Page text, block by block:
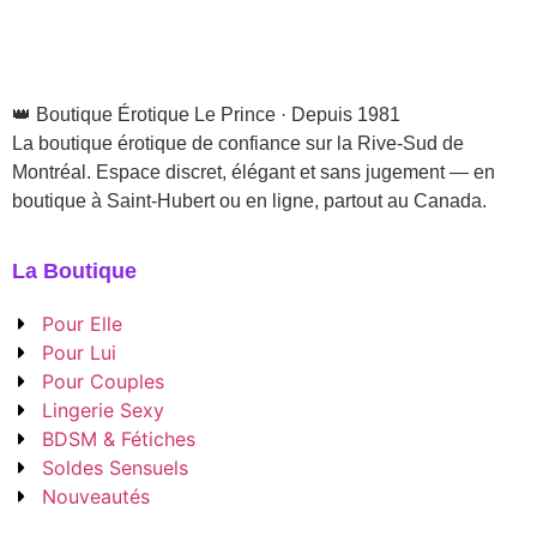
👑 Boutique Érotique Le Prince · Depuis 1981
La boutique érotique de confiance sur la Rive-Sud de
Montréal. Espace discret, élégant et sans jugement — en
boutique à Saint-Hubert ou en ligne, partout au Canada.
La Boutique
Pour Elle
Pour Lui
Pour Couples
Lingerie Sexy
BDSM & Fétiches
Soldes Sensuels
Nouveautés